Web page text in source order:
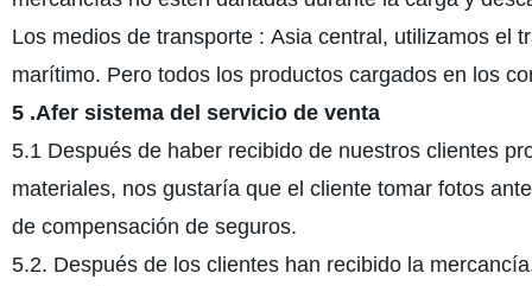
Los medios de transporte : Asia central, utilizamos el
marítimo. Pero todos los productos cargados en los
5 .Afer sistema del servicio de venta
5.1 Después de haber recibido de nuestros clientes
materiales, nos gustaría que el cliente tomar fotos
de compensación de seguros.
5.2. Después de los clientes han recibido la